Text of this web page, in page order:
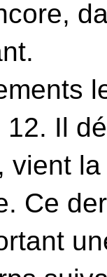
Il
vient
Ce